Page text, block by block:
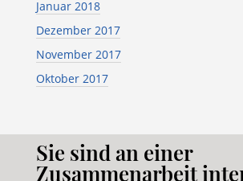
Januar 2018
Dezember 2017
November 2017
Oktober 2017
Sie sind an einer
Zusammenarbeit